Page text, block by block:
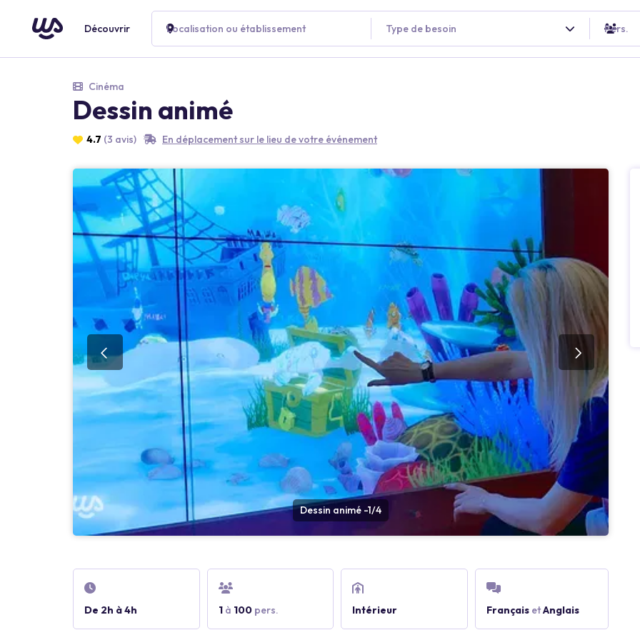
Découvrir Localisation ou établissement Type de besoin Pers.
Cinéma
Dessin animé
4.7 (3 avis) En déplacement sur le lieu de votre événement
Dessin animé -1/4
De 2h à 4h 1à 100pers. Intérieur FrançaisetAnglais